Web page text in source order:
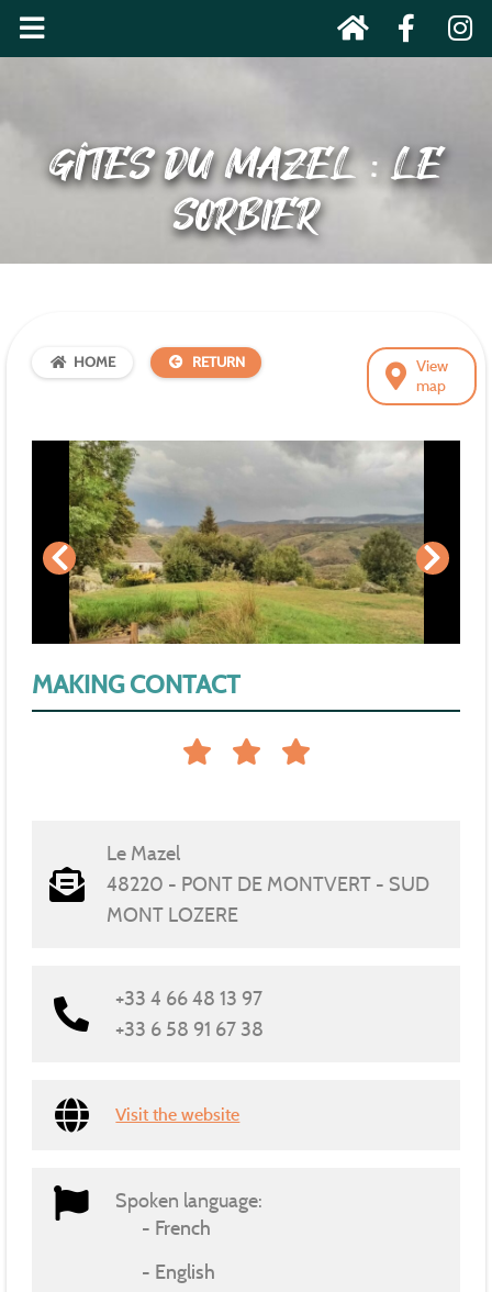
GÎTES DU MAZEL : LE
SORBIER
View
map
HOME RETURN
MAKING CONTACT
Le Mazel
48220 - PONT DE MONTVERT - SUD
MONT LOZERE
+33 4 66 48 13 97
+33 6 58 91 67 38
Visit the website
Spoken language:
French
English